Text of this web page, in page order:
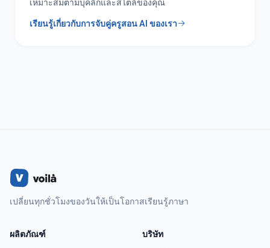
เรียนรู้เกี่ยวกับการจับคู่ครูสอน AI ของเรา
เปลี่ยนทุกชั่วโมงของวันให้เป็นโอกาสเรียนรู้ภาษา
ผลิตภัณฑ์
บริษัท